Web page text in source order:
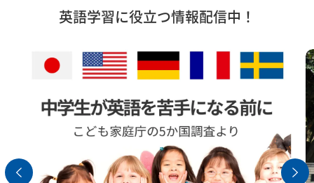
英語学習に役立つ情報配信中！